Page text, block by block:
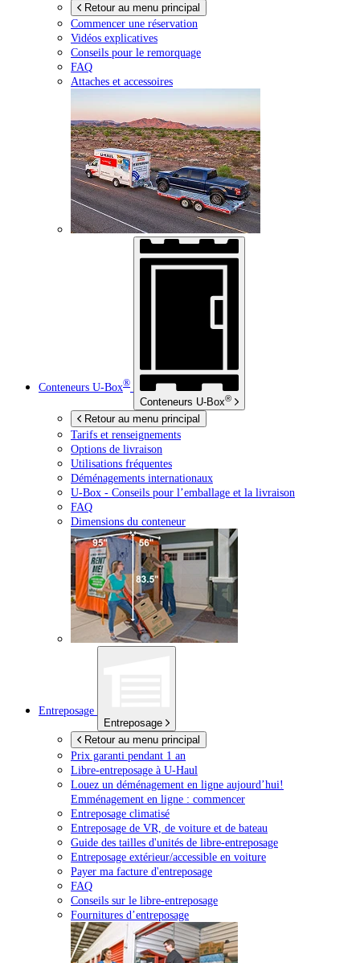
Retour au menu principal
Commencer une réservation
Vidéos explicatives
Conseils pour le remorquage
FAQ
Attaches et accessoires
Conteneurs U-Box®
Conteneurs U-Box®
Retour au menu principal
Tarifs et renseignements
Options de livraison
Utilisations fréquentes
Déménagements internationaux
U-Box - Conseils pour l’emballage et la livraison
FAQ
Dimensions du conteneur
Entreposage
Entreposage
Retour au menu principal
Prix garanti pendant 1 an
Libre-entreposage à U-Haul
Louez un déménagement en ligne aujourd’hui!
Emménagement en ligne : commencer
Entreposage climatisé
Entreposage de VR, de voiture et de bateau
Guide des tailles d'unités de libre-entreposage
Entreposage extérieur/accessible en voiture
Payer ma facture d'entreposage
FAQ
Conseils sur le libre-entreposage
Fournitures d’entreposage